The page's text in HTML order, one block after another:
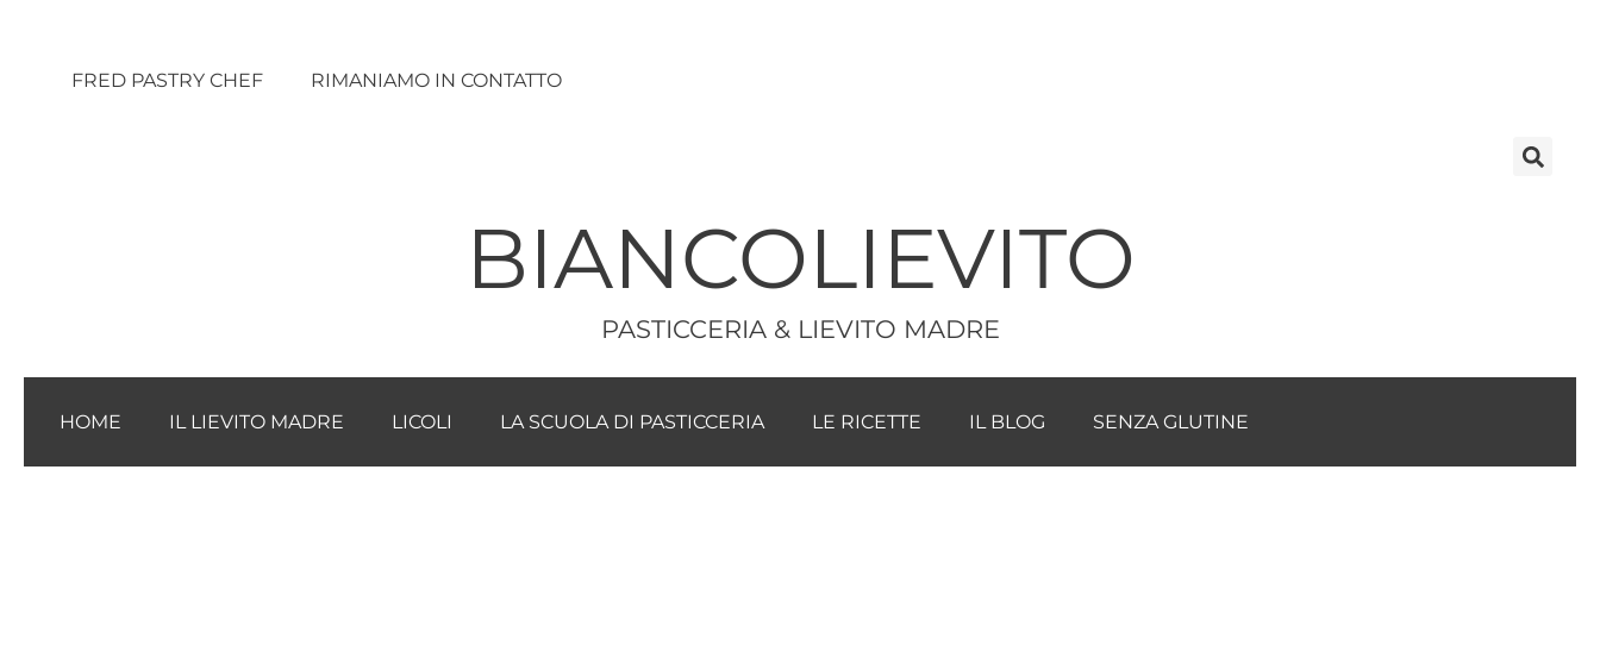
contenutoFRED PASTRY CHEF RIMANIAMO IN CONTATTO
BIANCOLIEVITO
PASTICCERIA & LIEVITO MADRE
HOME IL LIEVITO MADRE LICOLI LA SCUOLA DI PASTICCERIA LE RICETTE IL BLOG SENZA GLUTINE